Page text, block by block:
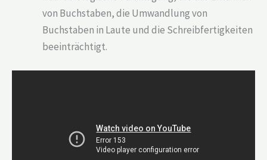
von Buchstaben, die Umwandlung von
Buchstaben in Laute und die Schreibfertigkeiten
beeinträchtigt.